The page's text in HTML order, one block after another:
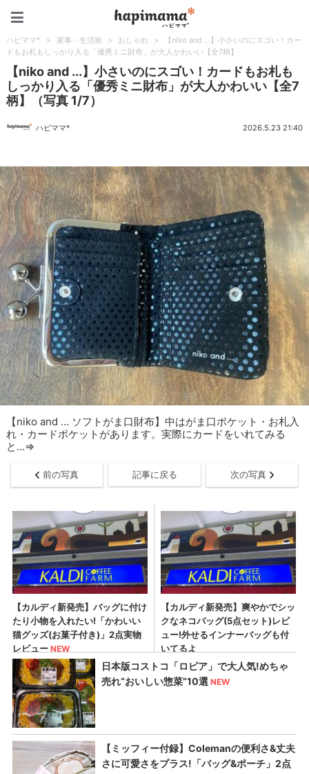
ハピママ* > 家事・生活術 > おしゃれ >
【niko and ...】小さいのにスゴい！カー
ドもお札もしっかり入る「優秀ミニ財布」が大人かわいい【全7柄】
【niko and ...】小さいのにスゴい！カードもお札も
しっかり入る「優秀ミニ財布」が大人かわいい【全7
柄】（写真 1/7）
ハピママ* 2026.5.23 21:40
【niko and … ソフトがま口財布】中はがま口ポケット・お札入
れ・カードポケットがあります。実際にカードをいれてみる
と…⇒
前の写真 記事に戻る 次の写真